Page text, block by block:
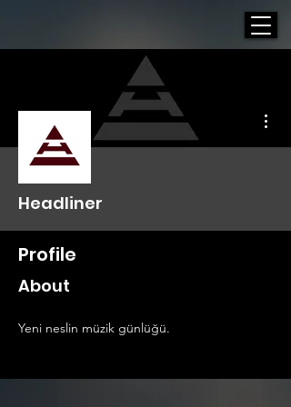
Headliner
Profile
About
Yeni neslin müzik günlüğü.